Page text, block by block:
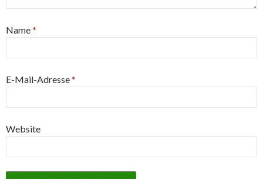
Name*
E-Mail-Adresse*
Website